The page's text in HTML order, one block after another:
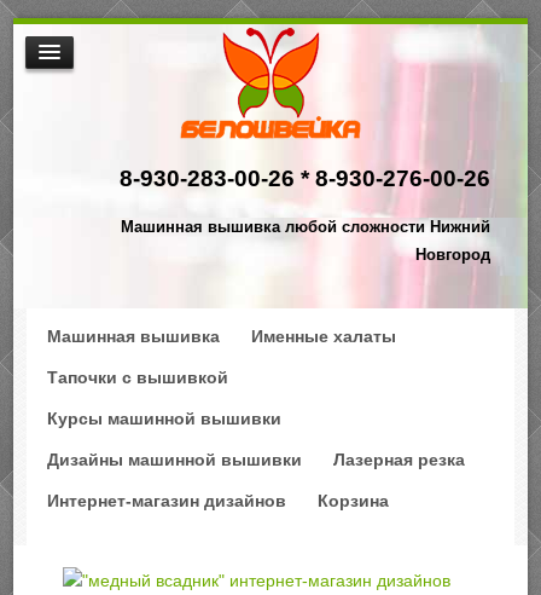
8-930-283-00-26 *8-930-276-00-26
Машинная вышивка любой сложности Нижний
Новгород
МАШИННАЯ ВЫШИВКА
НАША ПРОДУКЦИЯ
$АКЦИИ
Машинная вышивка Именные халаты
Тапочки с вышивкой
Курсы машинной вышивки
Дизайны машинной вышивки Лазерная резка
Интернет-магазин дизайнов Корзина